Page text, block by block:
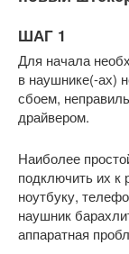
ШАГ 1
Для начала
в наушнике(-ах)
сбоем,
драйвером.
Наиболее
подключить их к
ноутбуку,
наушник
аппаратная